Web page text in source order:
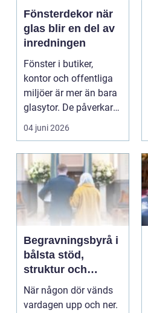
Fönsterdekor när
glas blir en del av
inredningen
Fönster i butiker,
kontor och offentliga
miljöer är mer än bara
glasytor. De påverkar
hur vi uppleve...
04 juni 2026
Begravningsbyrå i
bålsta stöd,
struktur och
trygghet när
någon dör
När någon dör vänds
vardagen upp och ner.